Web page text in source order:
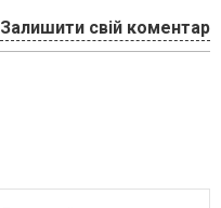
Залишити свій коментар